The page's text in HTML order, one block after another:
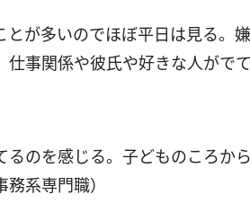
とが多いのでほぼ平日は見る。
仕事関係や彼氏や好きな人がで
るのを感じる。子どものころか
系専門職）